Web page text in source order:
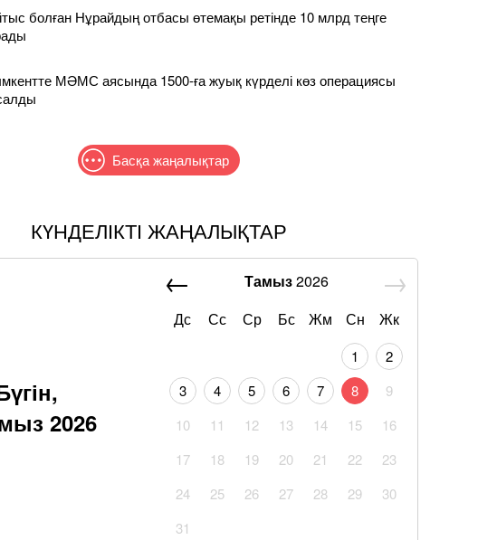
болған Нұрайдың отбасы өтемақы ретінде 10 млрд теңге
МӘМС аясында 1500-ға жуық күрделі көз операциясы
Басқа жаңалықтар
КҮНДЕЛІКТІ ЖАҢАЛЫҚТАР
2026
Тамыз2026
Дс
Сс Ср Бс Жм Сн Жк
1
2
3
4 5 6 7 8
9
10
11 12 13 14 15
16
17
18 19 20 21 22
23
24
25 26 27 28 29
30
31